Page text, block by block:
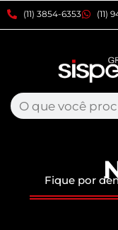
xxxx(11) 3854-6353 (11)
Fique por